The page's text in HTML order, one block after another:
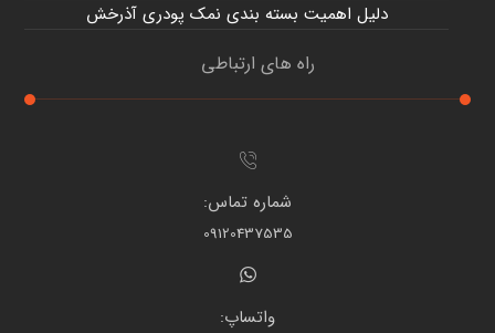
دلیل اهمیت بسته بندی نمک پودری آذرخش
راه های ارتباطی
شماره تماس:
09120437535
واتساپ: